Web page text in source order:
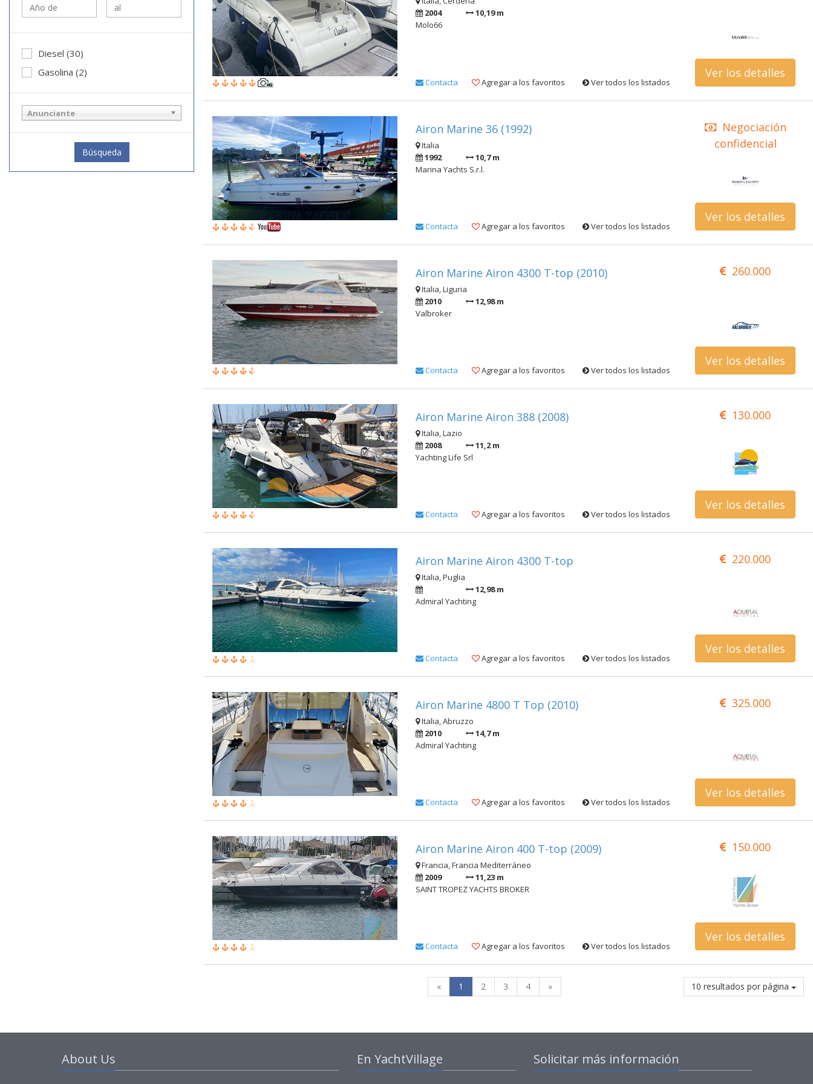
Diesel (30)
Gasolina (2)
Anunciante
Búsqueda
2004
10,19 m
Molo66
Contacta Agregar a los favoritos Ver todos los listados
Ver los detalles
Airon Marine 36 (1992)
Negociación
confidencial
Italia
1992
10,7 m
Marina Yachts S.r.l.
Contacta Agregar a los favoritos Ver todos los listados
Ver los detalles
Airon Marine Airon 4300 T-top (2010) 260.000
Italia, Liguria
2010
12,98 m
Valbroker
Contacta Agregar a los favoritos Ver todos los listados
Ver los detalles
Airon Marine Airon 388 (2008) 130.000
Italia, Lazio
2008
11,2 m
Yachting Life Srl
Contacta Agregar a los favoritos Ver todos los listados
Ver los detalles
Airon Marine Airon 4300 T-top 220.000
Italia, Puglia
12,98 m
Admiral Yachting
Contacta Agregar a los favoritos Ver todos los listados
Ver los detalles
Airon Marine 4800 T Top (2010) 325.000
Italia, Abruzzo
2010
14,7 m
Admiral Yachting
Contacta Agregar a los favoritos Ver todos los listados
Ver los detalles
Airon Marine Airon 400 T-top (2009) 150.000
Francia, Francia Mediterráneo
2009
11,23 m
SAINT TROPEZ YACHTS BROKER
Contacta Agregar a los favoritos Ver todos los listados
Ver los detalles
« 1 2 3 4 » 10 resultados por página
About Us En YachtVillage Solicitar más información